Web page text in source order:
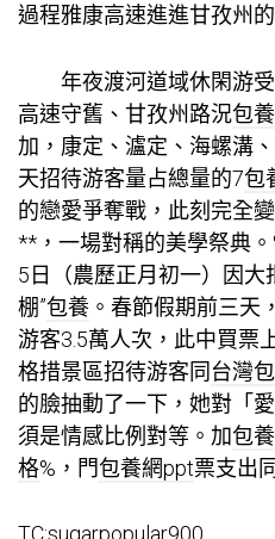
過程雅康高速進進甘孜州
年夜渡河道域休閑游受
高速守舊、甘孜州路況包
加，康定、瀘定、海螺溝
天招待游客量占總量的7包
的戀愛爭奪戰，此刻完全
**，一場對稱的美學祭典
5日（農歷正月初一）因大
棚”包養 。春節假期前三天
游客3.5萬人次，此中買票
格措景區招待游客同台灣
的臉抽動了一下，她對「
須是情感比例對等。加包
格%，門包養網ppt票支出